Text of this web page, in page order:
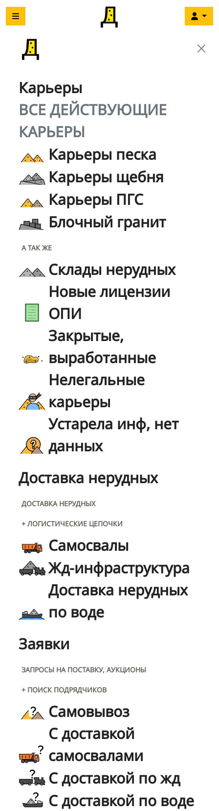
Карьеры
ВСЕ ДЕЙСТВУЮЩИЕ
КАРЬЕРЫ
Карьеры песка
Карьеры щебня
Карьеры ПГС
Блочный гранит
А ТАК ЖЕ
Склады нерудных
Новые лицензии
ОПИ
Закрытые,
выработанные
Нелегальные
карьеры
Устарела инф, нет
данных
Доставка нерудных
ДОСТАВКА НЕРУДНЫХ
+ ЛОГИСТИЧЕСКИЕ ЦЕПОЧКИ
Самосвалы
Жд-инфраструктура
Доставка нерудных
по воде
Заявки
ЗАПРОСЫ НА ПОСТАВКУ, АУКЦИОНЫ
+ ПОИСК ПОДРЯДЧИКОВ
Самовывоз
С доставкой
самосвалами
С доставкой по жд
С доставкой по воде